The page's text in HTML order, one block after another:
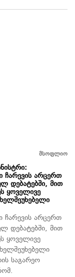
მსოფლიო
ჩარევის არცერთ
დებატებში, მით
ყოველივე
ჩარევის არცერთ
დებატებში, მით
ყოველივე
საგარეო